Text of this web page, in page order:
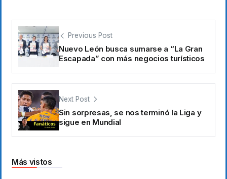
Previous Post
Nuevo León busca sumarse a “La Gran
Escapada” con más negocios turísticos
Next Post
Sin sorpresas, se nos terminó la Liga y
sigue en Mundial
Más vistos